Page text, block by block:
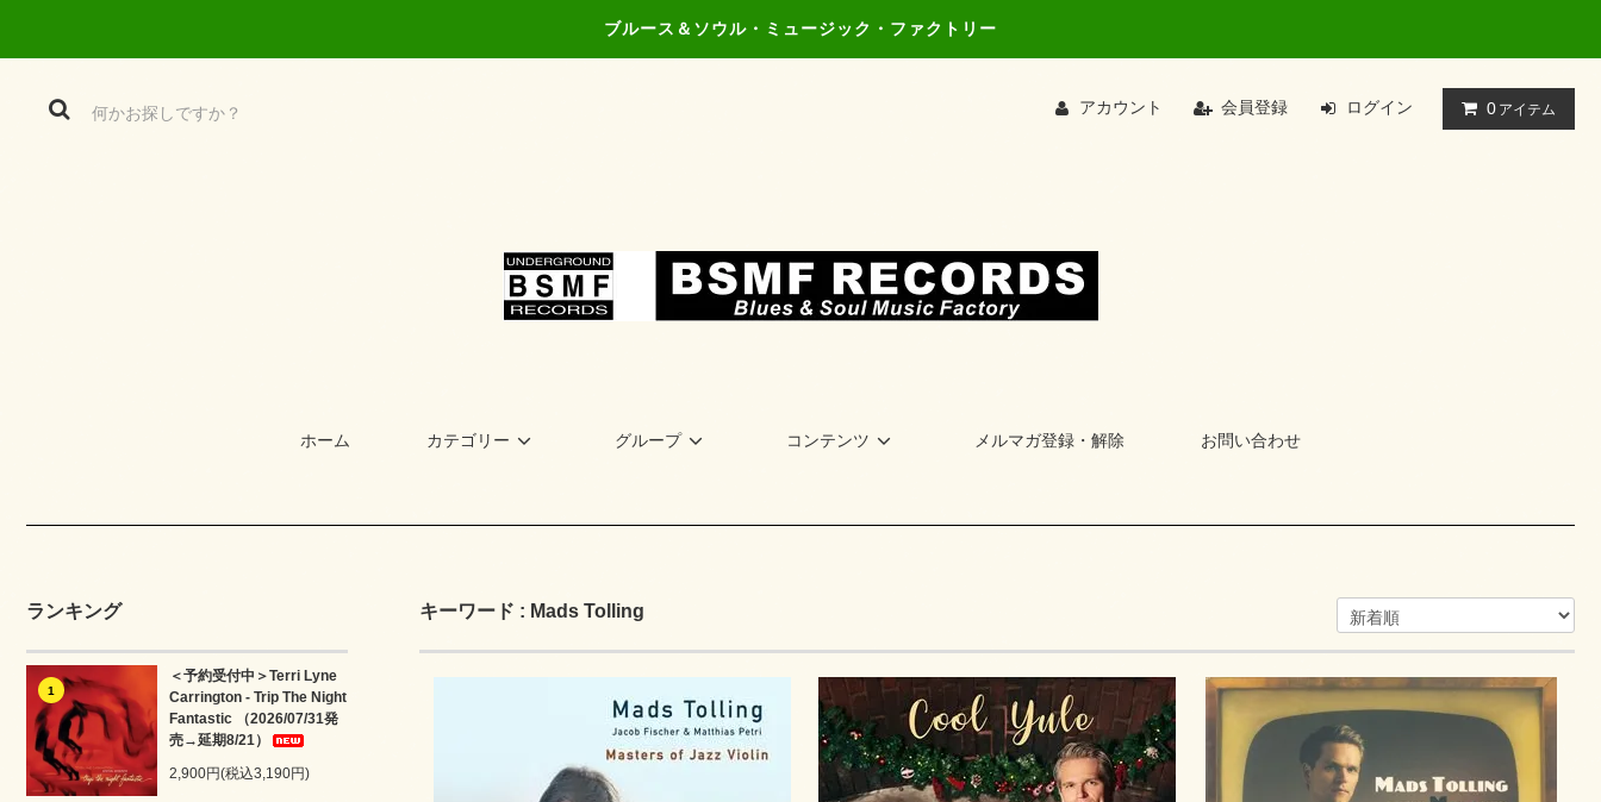
ブルース＆ソウル・ミュージック・ファクトリー
アカウント 会員登録 ログイン 0 アイテム
ホーム カテゴリー グループ コンテンツ メルマガ登録・解除 お問い合わせ
ランキング
1
＜予約受付中＞Terri Lyne
Carrington - Trip The Night
Fantastic （2026/07/31発
売→延期8/21）
2,900円(税込3,190円)
キーワード : Mads Tolling